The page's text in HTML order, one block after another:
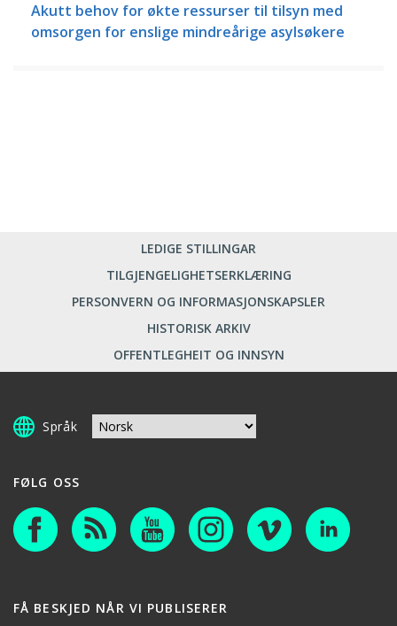
Akutt behov for økte ressurser til tilsyn med
omsorgen for enslige mindreårige asylsøkere
LEDIGE STILLINGAR
TILGJENGELIGHETSERKLÆRING
PERSONVERN OG INFORMASJONSKAPSLER
HISTORISK ARKIV
OFFENTLEGHEIT OG INNSYN
Språk
FØLG OSS
FÅ BESKJED NÅR VI PUBLISERER